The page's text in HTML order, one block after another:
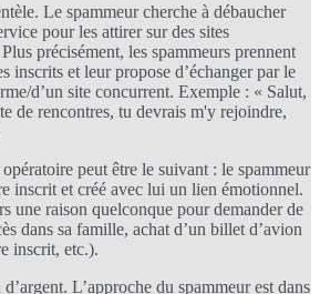
Le spammeur cherche à débaucher
pour les attirer sur des sites
précisément, les spammeurs prennent
inscrits et leur propose d’échanger par le
d’un site concurrent. Exemple : « Salut,
de rencontres, tu devrais m'y rejoindre,
peut être le suivant : le spammeur
inscrit et créé avec lui un lien émotionnel.
une raison quelconque pour demander de
dans sa famille, achat d’un billet d’avion
inscrit, etc.).
L’approche du spammeur est dans